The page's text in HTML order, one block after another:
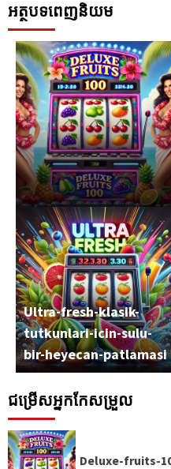
អត្ថបទពេញនិយម
Deluxe-fruits-100-
coemert-oeduellere-
sulu-bir-baslangic
Ultra-fresh-klasik-
tutkunlari-icin-sulu-
bir-heyecan-patlamasi
ជម្រើសអ្នកកែសម្រួល
Deluxe-fruits-